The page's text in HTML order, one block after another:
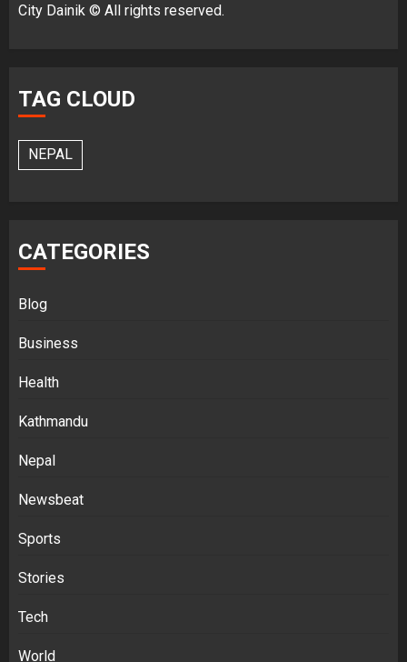
City Dainik © All rights reserved.
TAG CLOUD
NEPAL
CATEGORIES
Blog
Business
Health
Kathmandu
Nepal
Newsbeat
Sports
Stories
Tech
World